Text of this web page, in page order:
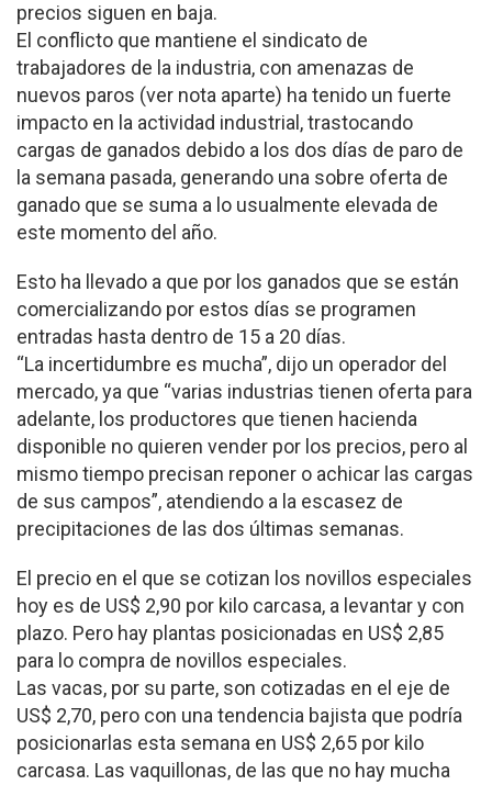
precios siguen en baja.
El conflicto que mantiene el sindicato de
trabajadores de la industria, con amenazas de
nuevos paros (ver nota aparte) ha tenido un fuerte
impacto en la actividad industrial, trastocando
cargas de ganados debido a los dos días de paro de
la semana pasada, generando una sobre oferta de
ganado que se suma a lo usualmente elevada de
este momento del año.
Esto ha llevado a que por los ganados que se están
comercializando por estos días se programen
entradas hasta dentro de 15 a 20 días.
“La incertidumbre es mucha”, dijo un operador del
mercado, ya que “varias industrias tienen oferta para
adelante, los productores que tienen hacienda
disponible no quieren vender por los precios, pero al
mismo tiempo precisan reponer o achicar las cargas
de sus campos”, atendiendo a la escasez de
precipitaciones de las dos últimas semanas.
El precio en el que se cotizan los novillos especiales
hoy es de US$ 2,90 por kilo carcasa, a levantar y con
plazo. Pero hay plantas posicionadas en US$ 2,85
para lo compra de novillos especiales.
Las vacas, por su parte, son cotizadas en el eje de
US$ 2,70, pero con una tendencia bajista que podría
posicionarlas esta semana en US$ 2,65 por kilo
carcasa. Las vaquillonas, de las que no hay mucha